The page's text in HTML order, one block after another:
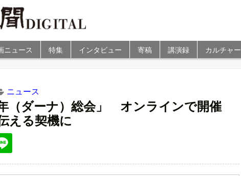
ニュース 特集 インタビュー 寄稿 講演録 カルチャー
ニュース
（ダーナ）総会」 オンラインで開催
える契機に